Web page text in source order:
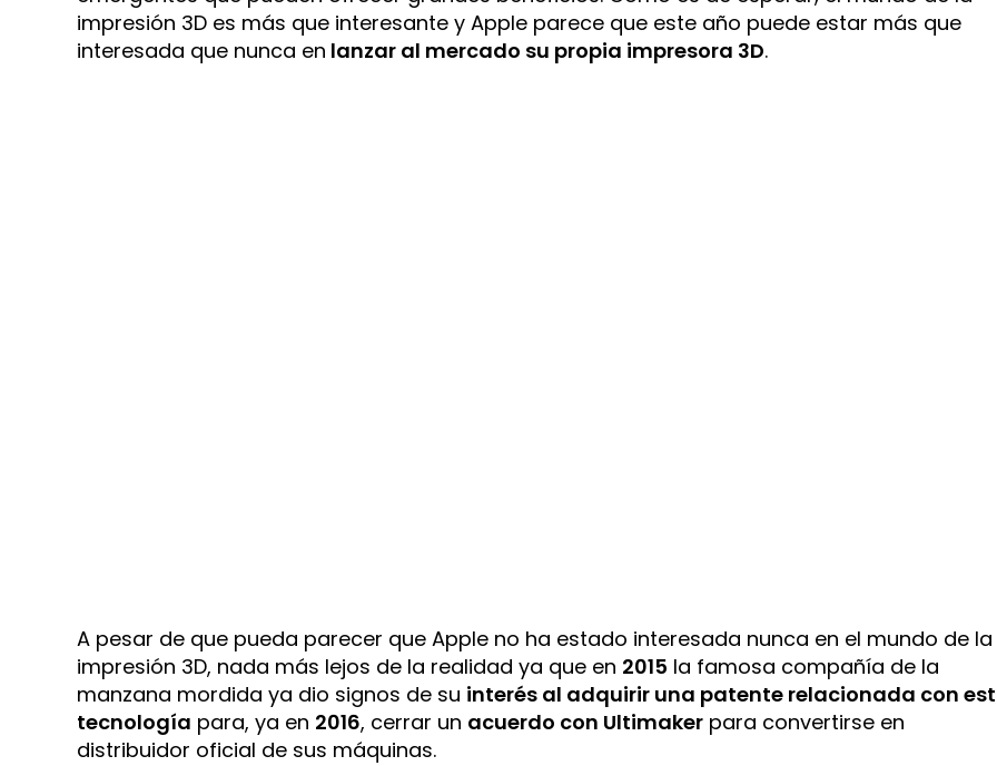
impresión 3D es más que interesante y Apple parece que este año puede estar más que
interesada que nunca en lanzar al mercado su propia impresora 3D.
A pesar de que pueda parecer que Apple no ha estado interesada nunca en el mundo de la
impresión 3D, nada más lejos de la realidad ya que en 2015 la famosa compañía de la
manzana mordida ya dio signos de su interés al adquirir una patente relacionada con
tecnología para, ya en 2016, cerrar un acuerdo con Ultimaker para convertirse en
distribuidor oficial de sus máquinas.